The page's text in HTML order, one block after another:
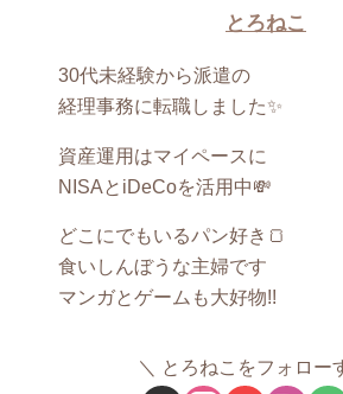
とろねこ
30代未経験から派遣の
経理事務に転職しました✨
資産運用はマイペースに
NISAとiDeCoを活用中💸
どこにでもいるパン好き🍞
食いしんぼうな主婦です
マンガとゲームも大好物!!
とろねこをフォロー